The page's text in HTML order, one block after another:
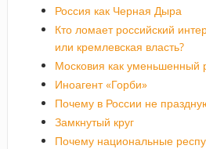
Россия как Черная Дыра
Кто ломает российский
или кремлевская власть?
Московия как уменьшенный
Иноагент «Горби»
Почему в России не
Замкнутый круг
Почему национальные